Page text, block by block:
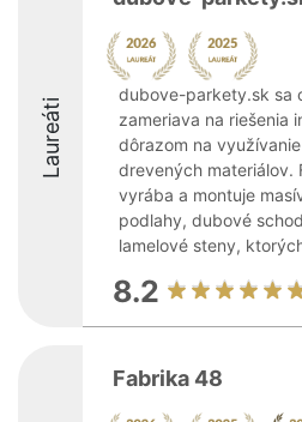
Laureáti
dubove-parkety.sk sa
zameriava na riešenia
dôrazom na
drevených materiálov.
vyrába a montuje
podlahy, dubové
lamelové steny,
8.2
Fabrika 48